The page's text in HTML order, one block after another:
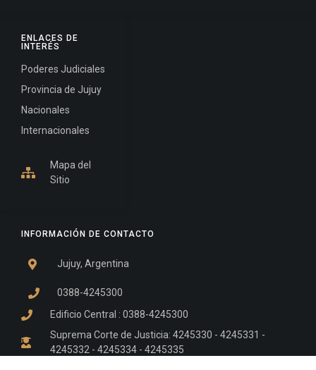
INFORMACIÓN DE CONTACTO
Jujuy, Argentina
0388-4245300
Edificio Central : 0388-4245300
Suprema Corte de Justicia: 4245330 - 4245331 -
4245332 - 4245334 - 4245335
ENLACES DE
INTERÉS
Poderes Judiciales
Provincia de Jujuy
Nacionales
Internacionales
Mapa del
Sitio